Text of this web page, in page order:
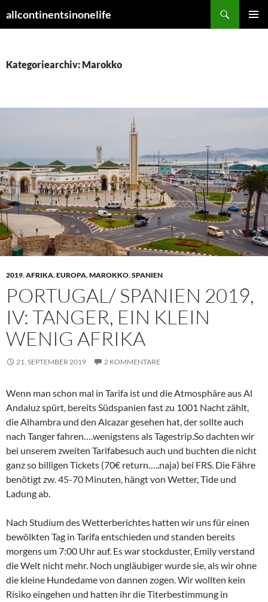
Inhalt
allcontinentsinonelife
Kategoriearchiv: Marokko
2019,AFRIKA,EUROPA,MAROKKO,SPANIEN
PORTUGAL/ SPANIEN 2019,
IV: TANGER, EIN KLEIN
WENIG AFRIKA
21. SEPTEMBER 2019 2 KOMMENTARE
Wenn man schon mal in Tarifa ist und die Atmosphäre aus Al
Andaluz spürt, bereits Südspanien fast zu 1001 Nacht zählt,
die Alhambra und den Alcazar gesehen hat, der sollte auch
nach Tanger fahren….wenigstens als Tagestrip.So dachten wir
bei unserem zweiten Tarifabesuch auch und buchten die nicht
ganz so billigen Tickets (70€ return…..naja) bei FRS. Die Fähre
benötigt zw. 45-70 Minuten, hängt von Wetter, Tide und
Ladung ab.
Nach Studium des Wetterberichtes hatten wir uns für einen
bewölkten Tag in Tarifa entschieden und standen bereits
morgens um 7:00 Uhr auf. Es war stockduster, Emily verstand
die Welt nicht mehr. Noch ungläubiger wurde sie, als wir ohne
die kleine Hundedame von dannen zogen. Wir wollten kein
Risiko eingehen und hatten ihr die Titerbestimmung in